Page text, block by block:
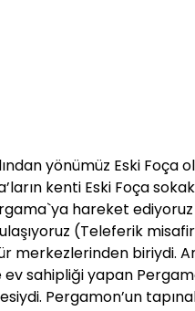
yönümüz Eski
kenti Eski Foça
hareket
(Teleferik
merkezlerinden biriydi.
ev sahipliği yapan
Pergamon’un